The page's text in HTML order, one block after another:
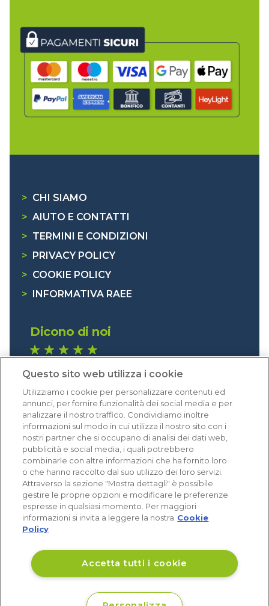
> CHI SIAMO
> AIUTO E CONTATTI
> TERMINI E CONDIZIONI
>
PRIVACY POLICY
> COOKIE POLICY
>
INFORMATIVA RAEE
Dicono di noi
Eccellente (4,8)
Acquisti verificati
Questo sito web utilizza i cookie
Utilizziamo i cookie per personalizzare contenuti ed
annunci, per fornire funzionalità dei social media e per
analizzare il nostro traffico. Condividiamo inoltre
informazioni sul modo in cui utilizza il nostro sito con i
nostri partner che si occupano di analisi dei dati web,
pubblicità e social media, i quali potrebbero
combinarle con altre informazioni che ha fornito loro
o che hanno raccolto dal suo utilizzo dei loro servizi.
Attraverso la sezione "Mostra dettagli" è possibile
gestire le proprie opzioni e modificare le preferenze
espresse in qualsiasi momento. Per maggiori
informazioni si invita a leggere la nostra Cookie
Policy
Accetta tutti i cookie